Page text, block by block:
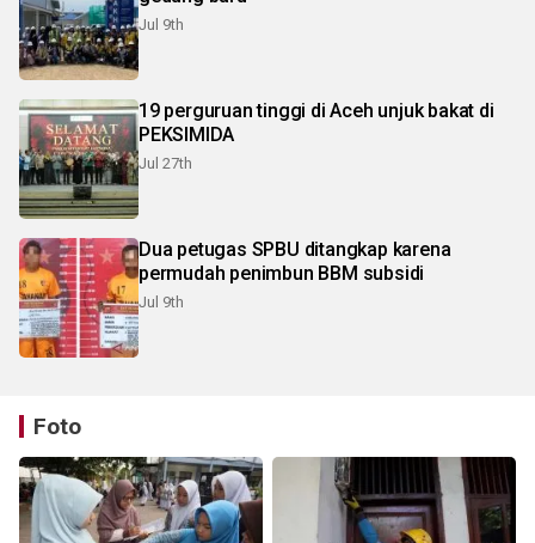
Jul 9th
19 perguruan tinggi di Aceh unjuk bakat di
PEKSIMIDA
Jul 27th
Dua petugas SPBU ditangkap karena
permudah penimbun BBM subsidi
Jul 9th
Foto